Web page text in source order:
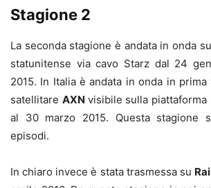
Stagione 2
La seconda stagione è andata in onda
statunitense via cavo Starz dal 24
2015. In Italia è andata in onda in
satellitare AXN visibile sulla piattaforma
al 30 marzo 2015. Questa stagione
episodi.
In chiaro invece è stata trasmessa su